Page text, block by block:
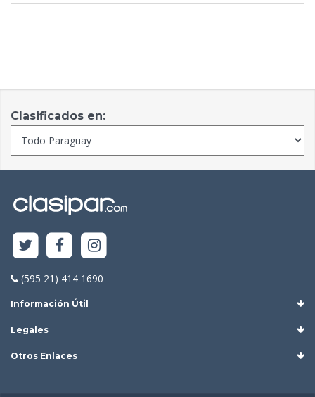
Clasificados en:
(595 21) 414 1690
Información Útil
Legales
Otros Enlaces